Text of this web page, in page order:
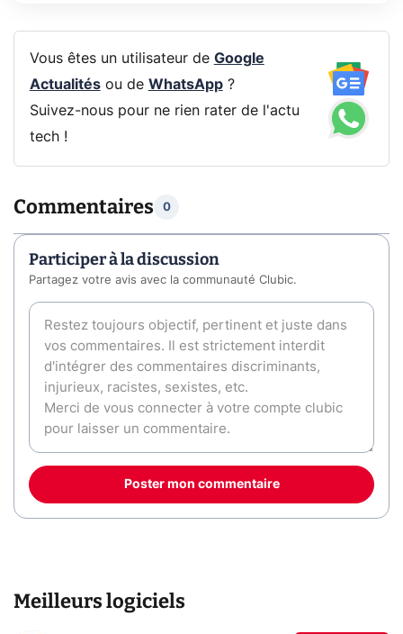
Vous êtes un utilisateur de Google
Actualitésou de WhatsApp?
Suivez-nous pour ne rien rater de l'actu
tech !
Commentaires 0
Participer à la discussion
Partagez votre avis avec la communauté Clubic.
Poster mon commentaire
Meilleurs logiciels